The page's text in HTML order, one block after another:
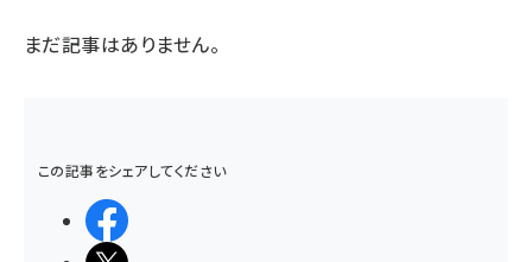
まだ記事はありません。
この記事をシェアしてください